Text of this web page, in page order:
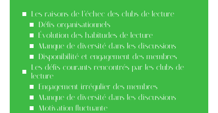
Les raisons de l’échec des clubs de lecture
Défis organisationnels
Évolution des habitudes de lecture
Manque de diversité dans les discussions
Disponibilité et engagement des membres
Les défis courants rencontrés par les clubs de
lecture
Engagement irrégulier des membres
Manque de diversité dans les discussions
Motivation fluctuante